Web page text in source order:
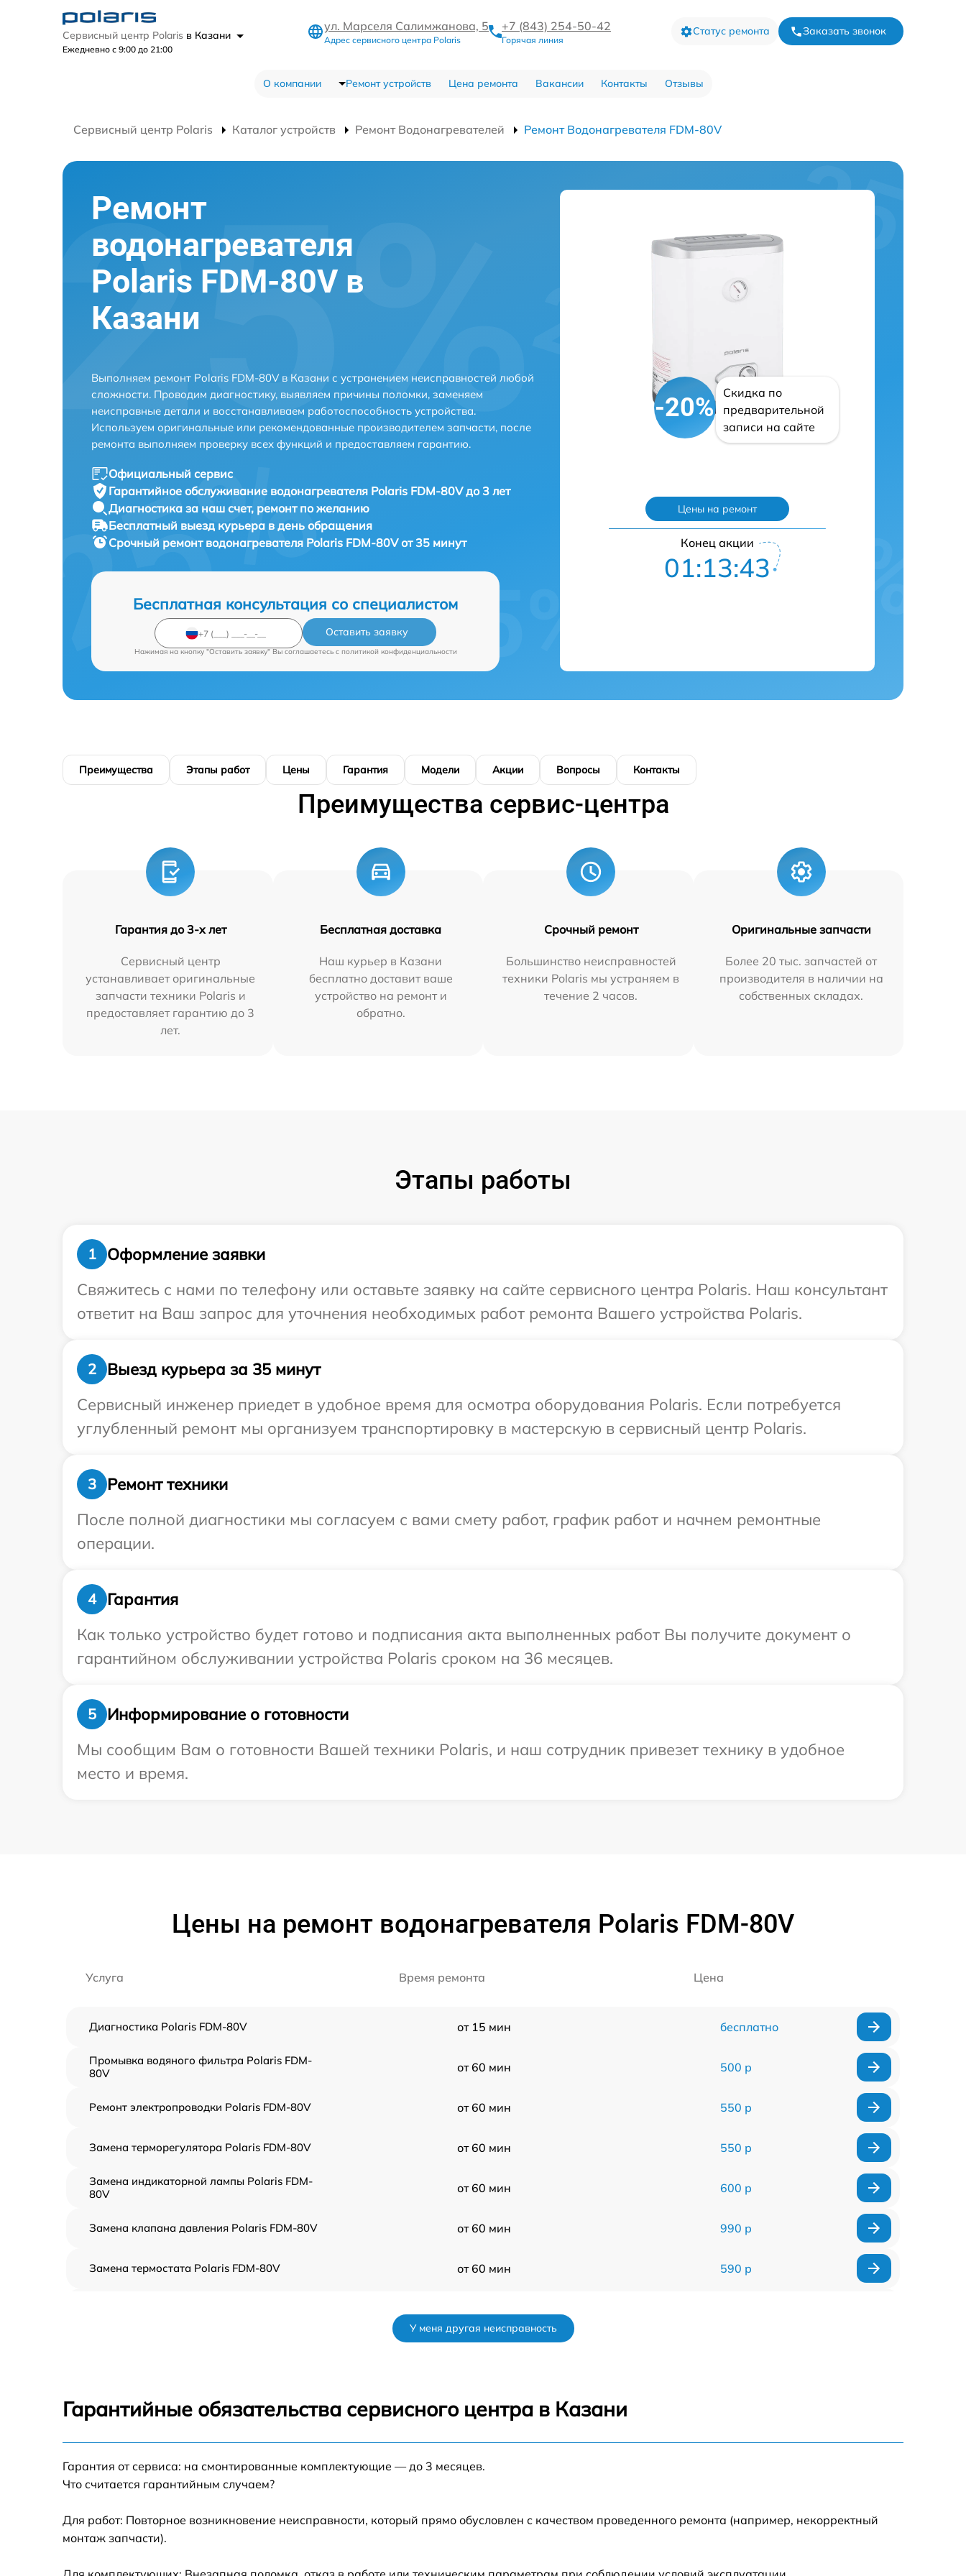
Сервисный центр Polaris в Казани
Ежедневно с 9:00 до 21:00
ул. Марселя Салимжанова, 5
Адрес сервисного центра Polaris
+7 (843) 254-50-42
Горячая линия
Статус ремонта Заказать звонок
О компании Ремонт устройств Цена ремонта Вакансии Контакты Отзывы
Сервисный центр Polaris Каталог устройств Ремонт Водонагревателей Ремонт Водонагревателя FDM-80V
Ремонт
водонагревателя
Polaris FDM-80V в
Казани
Выполняем ремонт Polaris FDM-80V в Казани с устранением неисправностей любой
сложности. Проводим диагностику, выявляем причины поломки, заменяем
неисправные детали и восстанавливаем работоспособность устройства.
Используем оригинальные или рекомендованные производителем запчасти, после
ремонта выполняем проверку всех функций и предоставляем гарантию.
Официальный сервис
Гарантийное обслуживание водонагревателя Polaris FDM-80V до 3 лет
Диагностика за наш счет, ремонт по желанию
Бесплатный выезд курьера в день обращения
Срочный ремонт водонагревателя Polaris FDM-80V от 35 минут
Бесплатная консультация со специалистом
Оставить заявку
Нажимая на кнопку "Оставить заявку" Вы соглашаетесь c политикой конфиденциальности
-20%
Скидка по
предварительной
записи на сайте
Цены на ремонт
Конец акции
01:13:42
Преимущества Этапы работ Цены Гарантия Модели Акции Вопросы Контакты
Преимущества сервис-центра
Гарантия до 3-х лет
Сервисный центр
устанавливает оригинальные
запчасти техники Polaris и
предоставляет гарантию до 3
лет.
Бесплатная доставка
Наш курьер в Казани
бесплатно доставит ваше
устройство на ремонт и
обратно.
Срочный ремонт
Большинство неисправностей
техники Polaris мы устраняем в
течение 2 часов.
Оригинальные запчасти
Более 20 тыс. запчастей от
производителя в наличии на
собственных складах.
Этапы работы
1
Оформление заявки
Свяжитесь с нами по телефону или оставьте заявку на сайте сервисного центра Polaris. Наш консультант
ответит на Ваш запрос для уточнения необходимых работ ремонта Вашего устройства Polaris.
2
Выезд курьера за 35 минут
Сервисный инженер приедет в удобное время для осмотра оборудования Polaris. Если потребуется
углубленный ремонт мы организуем транспортировку в мастерскую в сервисный центр Polaris.
3
Ремонт техники
После полной диагностики мы согласуем с вами смету работ, график работ и начнем ремонтные
операции.
4
Гарантия
Как только устройство будет готово и подписания акта выполненных работ Вы получите документ о
гарантийном обслуживании устройства Polaris сроком на 36 месяцев.
5
Информирование о готовности
Мы сообщим Вам о готовности Вашей техники Polaris, и наш сотрудник привезет технику в удобное
место и время.
Цены на ремонт водонагревателя Polaris FDM-80V
Услуга Время ремонта Цена
Диагностика Polaris FDM-80V от 15 мин бесплатно
Промывка водяного фильтра Polaris FDM-
80V
от 60 мин 500 р
Ремонт электропроводки Polaris FDM-80V от 60 мин 550 р
Замена терморегулятора Polaris FDM-80V от 60 мин 550 р
Замена индикаторной лампы Polaris FDM-
80V
от 60 мин 600 р
Замена клапана давления Polaris FDM-80V от 60 мин 990 р
Замена термостата Polaris FDM-80V от 60 мин 590 р
Замена прокладки Polaris FDM-80V от 60 мин
Замена труб поступления воды Polaris FDM-
У меня другая неисправность
Гарантийные обязательства сервисного центра в Казани
Гарантия от сервиса: на смонтированные комплектующие — до 3 месяцев.
Что считается гарантийным случаем?
Для работ: Повторное возникновение неисправности, который прямо обусловлен с качеством проведенного ремонта (например, некорректный
монтаж запчасти).